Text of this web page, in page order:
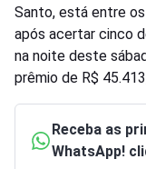
Santo, está entre
após acertar cinco
na noite deste
prêmio de R$
Receba as
WhatsApp!